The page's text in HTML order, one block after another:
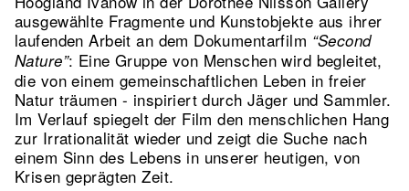
ausgewählte Fragmente und Kunstobjekte aus ihrer
laufenden Arbeit an dem Dokumentarfilm “Second
Nature”: Eine Gruppe von Menschen wird begleitet,
die von einem gemeinschaftlichen Leben in freier
Natur träumen - inspiriert durch Jäger und Sammler.
Im Verlauf spiegelt der Film den menschlichen Hang
zur Irrationalität wieder und zeigt die Suche nach
einem Sinn des Lebens in unserer heutigen, von
Krisen geprägten Zeit.